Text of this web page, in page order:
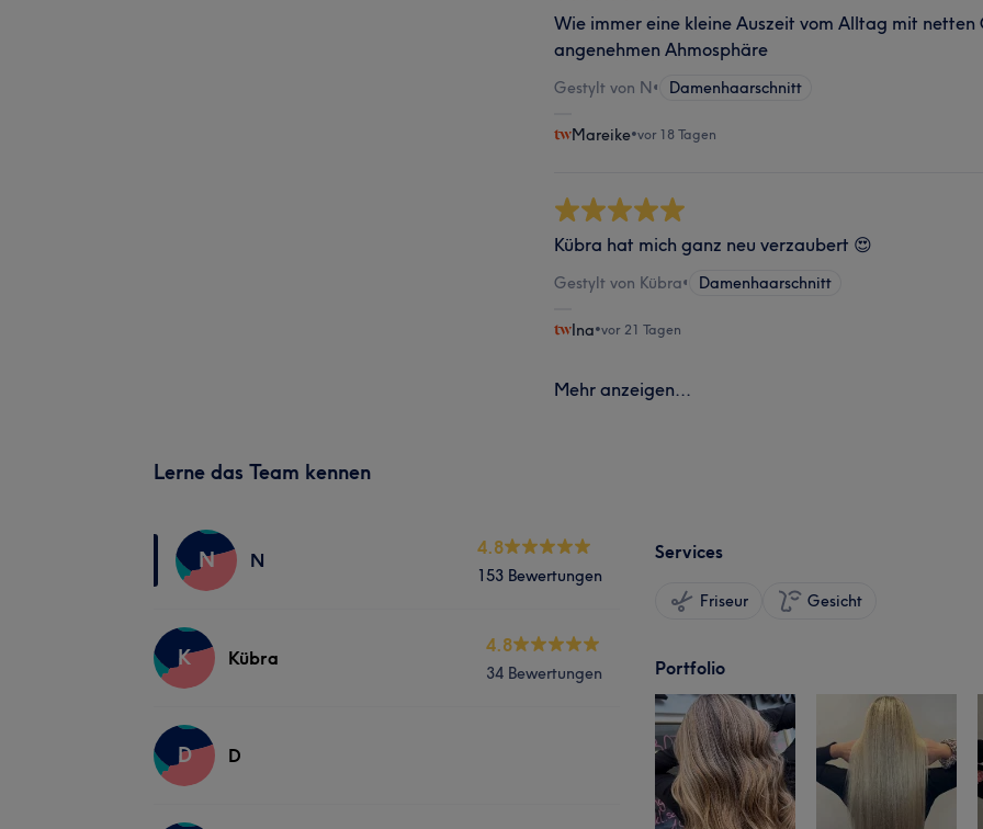
Wie immer eine kleine Auszeit vom Alltag mit netten
angenehmen Ahmosphäre
Gestylt von N• Damenhaarschnitt
Mareike•vor 18 Tagen
Kübra hat mich ganz neu verzaubert 😍
Gestylt von Kübra• Damenhaarschnitt
Ina•vor 21 Tagen
Mehr anzeigen...
Lerne das Team kennen
N N
4.8
153 Bewertungen
K Kübra
4.8
34 Bewertungen
D D
Services
Friseur Gesicht
Portfolio